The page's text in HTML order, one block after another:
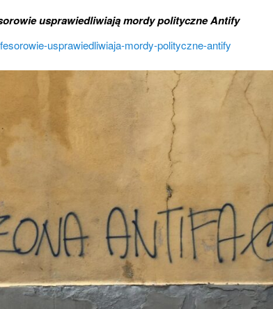
usprawiedliwiają mordy polityczne Antify
usprawiedliwiaja-mordy-polityczne-antify